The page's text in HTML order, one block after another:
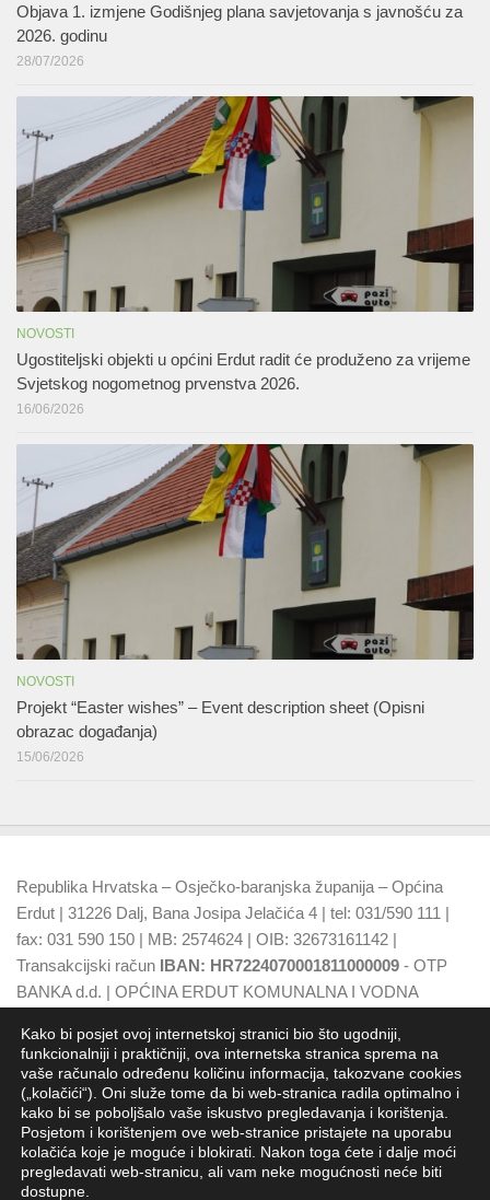
Objava 1. izmjene Godišnjeg plana savjetovanja s javnošću za
2026. godinu
28/07/2026
NOVOSTI
Ugostiteljski objekti u općini Erdut radit će produženo za vrijeme
Svjetskog nogometnog prvenstva 2026.
16/06/2026
NOVOSTI
Projekt “Easter wishes” – Event description sheet (Opisni
obrazac događanja)
15/06/2026
Republika Hrvatska – Osječko-baranjska županija – Općina
Erdut | 31226 Dalj, Bana Josipa Jelačića 4 | tel: 031/590 111 |
fax: 031 590 150 | MB: 2574624 | OIB: 32673161142 |
Transakcijski račun IBAN: HR7224070001811000009 - OTP
BANKA d.d. | OPĆINA ERDUT KOMUNALNA I VODNA
d.d.
Kako bi posjet ovoj internetskoj stranici bio što ugodniji,
funkcionalniji i praktičniji, ova internetska stranica sprema na
vaše računalo određenu količinu informacija, takozvane cookies
(„kolačići“). Oni služe tome da bi web-stranica radila optimalno i
kako bi se poboljšalo vaše iskustvo pregledavanja i korištenja.
Posjetom i korištenjem ove web-stranice pristajete na uporabu
kolačića koje je moguće i blokirati. Nakon toga ćete i dalje moći
pregledavati web-stranicu, ali vam neke mogućnosti neće biti
dostupne.